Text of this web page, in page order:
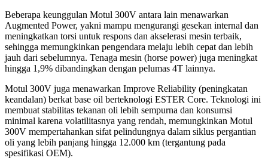
Beberapa keunggulan Motul 300V antara lain menawarkan
Augmented Power, yakni mampu mengurangi gesekan internal dan
meningkatkan torsi untuk respons dan akselerasi mesin terbaik,
sehingga memungkinkan pengendara melaju lebih cepat dan lebih
jauh dari sebelumnya. Tenaga mesin (horse power) juga meningkat
hingga 1,9% dibandingkan dengan pelumas 4T lainnya.
Motul 300V juga menawarkan Improve Reliability (peningkatan
keandalan) berkat base oil berteknologi ESTER Core. Teknologi ini
membuat stabilitas tekanan oli lebih sempurna dan konsumsi
minimal karena volatilitasnya yang rendah, memungkinkan Motul
300V mempertahankan sifat pelindungnya dalam siklus pergantian
oli yang lebih panjang hingga 12.000 km (tergantung pada
spesifikasi OEM).